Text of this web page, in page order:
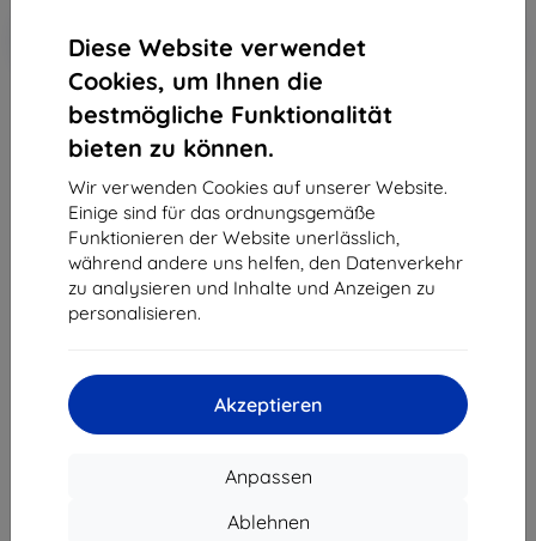
Diese Website verwendet
Cookies, um Ihnen die
bestmögliche Funktionalität
bieten zu können.
Wir verwenden Cookies auf unserer Website.
Einige sind für das ordnungsgemäße
Funktionieren der Website unerlässlich,
während andere uns helfen, den Datenverkehr
zu analysieren und Inhalte und Anzeigen zu
personalisieren.
Akzeptieren
Anpassen
Ablehnen
-10%
EXTRA10
Extern Lager > 5 St
-
In den Warenkorb
Massenrabatt
3Stck.+
10,12 €/Stck.
3,90 € (Frei von 80,00 €)